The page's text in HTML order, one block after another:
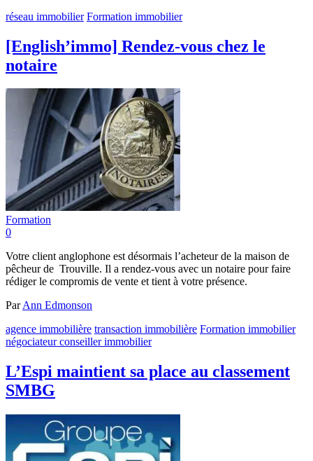
réseau immobilier Formation immobilier
[English’immo] Rendez-vous chez le
notaire
Formation
0
Votre client anglophone est désormais l’acheteur de la maison de
pêcheur de Trouville. Il a rendez-vous avec un notaire pour faire
rédiger le compromis de vente et tient à votre présence.
ParAnn Edmonson
agence immobilière transaction immobilière Formation immobilier
négociateur conseiller immobilier
L’Espi maintient sa place au classement
SMBG